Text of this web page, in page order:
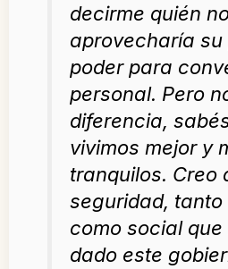
decirme quién
aprovecharía su
poder para
personal. Pero
diferencia,
vivimos mejor y
tranquilos. Creo
seguridad,
como social que
dado este